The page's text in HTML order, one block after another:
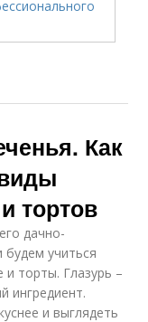
Как
тортов
дачно-
будем учиться
торты. Глазурь –
ингредиент.
и выглядеть